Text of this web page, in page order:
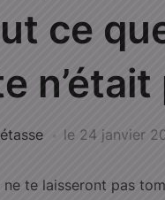
ce
n’était
le 24 janvier
te laisseront pas